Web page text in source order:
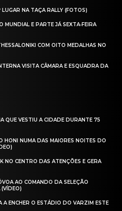
NA TAÇA RALLY (FOTOS)
MUNDIAL E PARTE JÁ SEXTA‑FEIRA
COM OITO MEDALHAS NO
VISITA CÂMARA E ESQUADRA DA
QUE VESTIU A CIDADE DURANTE 75
HONI NUMA DAS MAIORES NOITES DO
NO CENTRO DAS ATENÇÕES E GERA
AO COMANDO DA SELEÇÃO
A ENCHER O ESTÁDIO DO VARZIM ESTE